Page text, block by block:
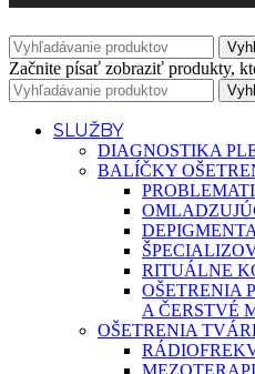
Začnite písať zobraziť produkty,
SLUŽBY
DIAGNOSTIKA
BALÍČKY
RITUÁLNE
OŠETRENIA
A ČERSTVÉ
OŠETRENIA